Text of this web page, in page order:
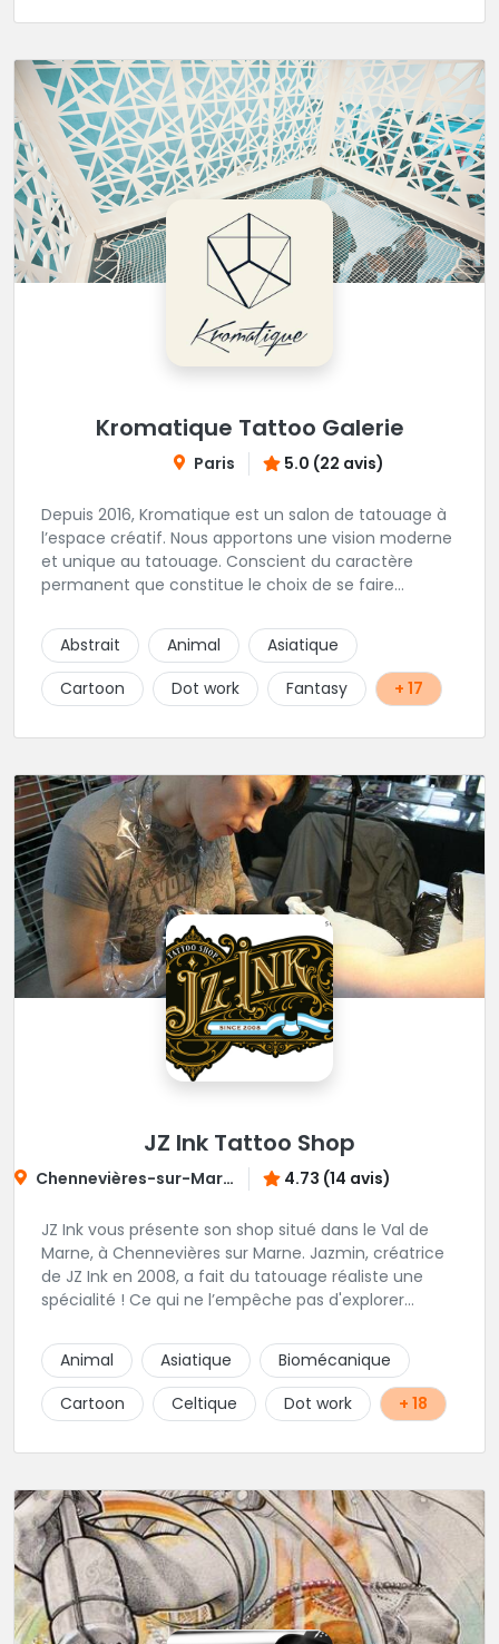
bâtiment chargé d’histoire, Blacksquad Tattooshop
est un lieu où se mêlent intimité, créativité et bien-
être. Ici, on tatoue pour marquer la peau et l’âme. 🌐
RDV : https://www.blacksquad-
tattooshop.com/contact
Kromatique Tattoo Galerie
Paris 5.0 (22 avis)
Depuis 2016, Kromatique est un salon de tatouage à
l’espace créatif. Nous apportons une vision moderne
et unique au tatouage. Conscient du caractère
permanent que constitue le choix de se faire
les artistes. Au-delà d’un savoir-faire reconnu, ce
sont plus de dix ans d’amitié et de confiance qui
sont mises au service de l’art
Abstrait Animal
Asiatique
Cartoon
Dot work Fantasy + 17
JZ Ink Tattoo Shop
Chennevières-sur-Marne 4.73 (14 avis)
JZ Ink vous présente son shop situé dans le Val de
Marne, à Chennevières sur Marne. Jazmin, créatrice
de JZ Ink en 2008, a fait du tatouage réaliste une
spécialité ! Ce qui ne l’empêche pas d'explorer
finesse dans ses traits. A ses côtés, ses acolytes Otis
& Scylla sauront donner vie a vos projets
personnalisés et s'épanouissent dans un style
mêlant japonais, cartoon et illustrations. Sur place et
sympathique !
Animal Asiatique
Biomécanique
Cartoon
Celtique Dot work + 18